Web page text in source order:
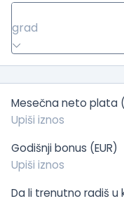
grad
Mesečna neto plata
Godišnji bonus (EUR)
Da li trenutno radiš u